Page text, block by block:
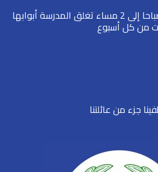
المواعيد: الساعة 8 صباحا إلى 2 مساء تغلق المدرسة أبوابها
من كل أسبوع